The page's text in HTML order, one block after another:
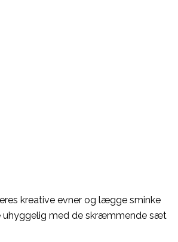
kreative evner og lægge sminke
uhyggelig med de skræmmende sæt